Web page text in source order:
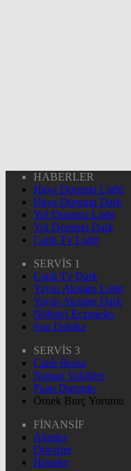
HABERLER
Hava Durumu Light
Hava Durumu Dark
Yol Durumu Light
Yol Durumu Dark
Canlı Tv Light
SERVİS 1
Canlı Tv Dark
Yayın Akışları Light
Yayın Akışları Dark
Nöbetçi Eczaneler
Son Dakika
SERVİS 3
Canlı Borsa
Namaz Vakitleri
Puan Durumu
Örnek Burç Yorumu
FİNANSİF
Altınlar
Dövizler
Hisseler